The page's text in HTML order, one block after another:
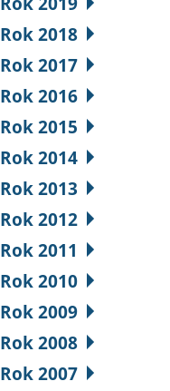
Rok 2018
Rok 2017
Rok 2016
Rok 2015
Rok 2014
Rok 2013
Rok 2012
Rok 2011
Rok 2010
Rok 2009
Rok 2008
Rok 2007